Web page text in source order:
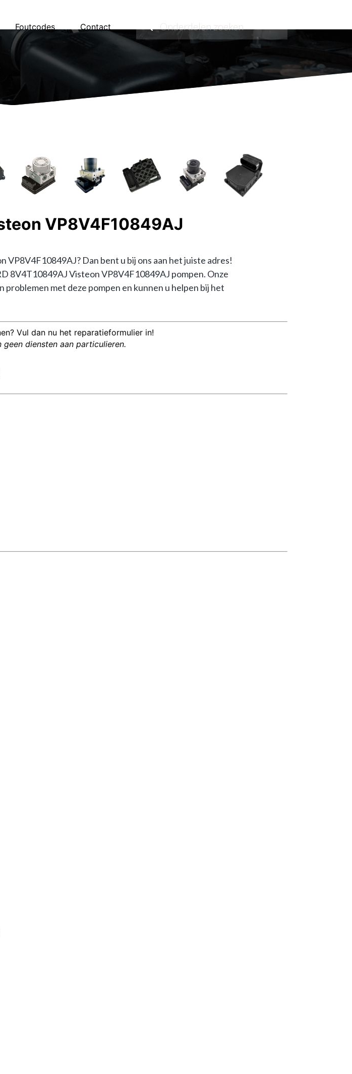
Foutcodes Contact
VP8V4F10849AJ
Dan bent u bij ons aan het juiste adres!
8V4T10849AJ Visteon VP8V4F10849AJ pompen. Onze
met deze pompen en kunnen u helpen bij het
Vul dan nu het reparatieformulier in!
diensten aan particulieren.